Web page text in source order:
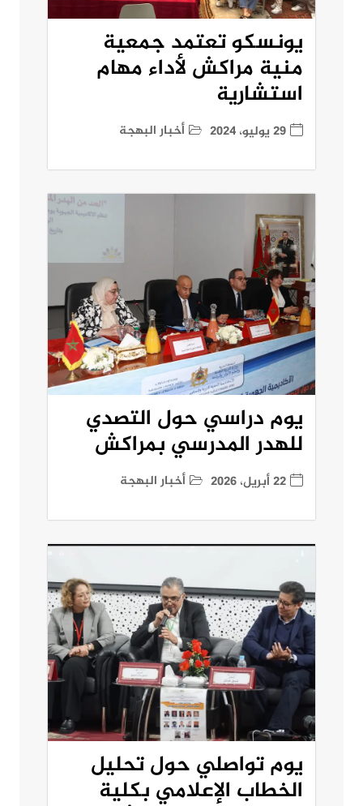
يونسكو تعتمد جمعية
منية مراكش لأداء مهام
استشارية
29 يوليو، 2024 أخبار البهجة
يوم دراسي حول التصدي
للهدر المدرسي بمراكش
22 أبريل، 2026 أخبار البهجة
يوم تواصلي حول تحليل
الخطاب الإعلامي بكلية